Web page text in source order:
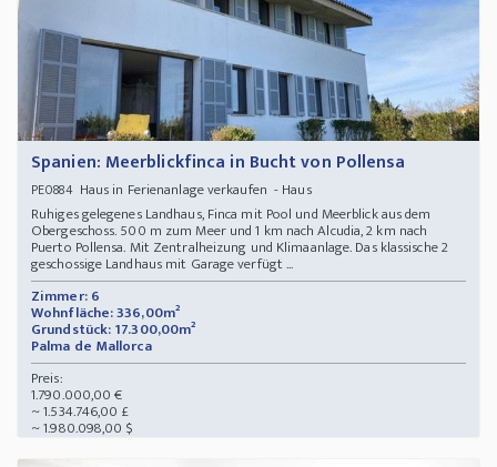
Spanien: Meerblickfinca in Bucht von Pollensa
PE0884Haus in Ferienanlage verkaufen - Haus
Ruhiges gelegenes Landhaus, Finca mit Pool und Meerblick aus dem
Obergeschoss. 500 m zum Meer und 1 km nach Alcudia, 2 km nach
Puerto Pollensa. Mit Zentralheizung und Klimaanlage. Das klassische 2
geschossige Landhaus mit Garage verfügt ...
Zimmer: 6
Wohnfläche: 336,00m²
Grundstück: 17.300,00m²
Palma de Mallorca
Preis:
1.790.000,00 €
~ 1.534.746,00 £
~ 1.980.098,00 $